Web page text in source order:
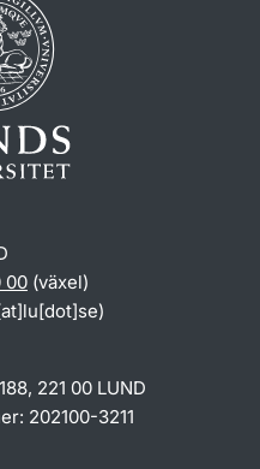
00 (växel)
221 00 LUND
202100-3211